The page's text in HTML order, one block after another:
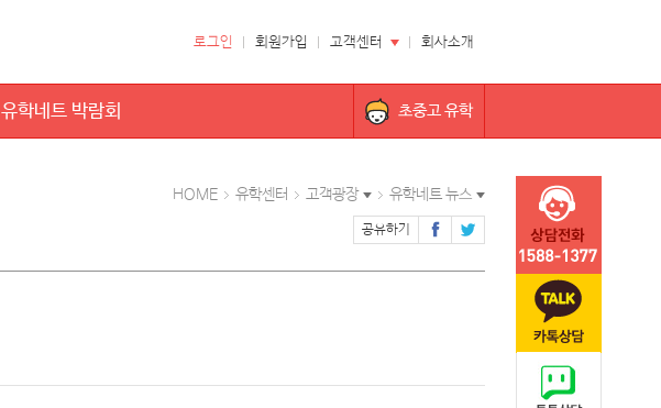
로그인 회원가입 고객센터 회사소개
유학네트 박람회 초중고 유학
HOME 유학센터 고객광장 유학네트 뉴스
공유하기